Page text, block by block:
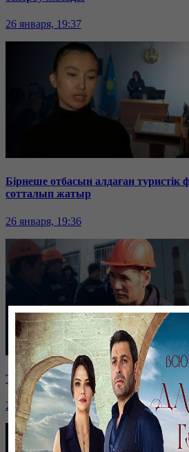
26 января, 19:37
Бірнеше отбасын алдаған туристік
сотталып жатыр
26 января, 19:36
Таразда ТЭЦ қызметкерлері жалақы
26 января, 19:36